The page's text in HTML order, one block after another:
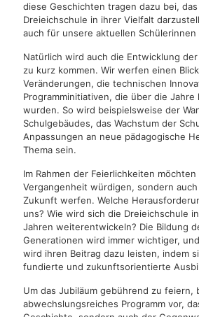
diese Geschichten tragen dazu bei,
Dreieichschule in ihrer Vielfalt
auch für unsere aktuellen Schülerinnen
Natürlich wird auch die Entwicklung
zu kurz kommen. Wir werfen einen
Veränderungen, die technischen
Programminitiativen, die über die
wurden. So wird beispielsweise der
Schulgebäudes, das Wachstum der
Anpassungen an neue pädagogische
Thema sein.
Im Rahmen der Feierlichkeiten
Vergangenheit würdigen, sondern
Zukunft werfen. Welche
uns? Wie wird sich die Dreieichschule
Jahren weiterentwickeln? Die Bildung
Generationen wird immer wichtiger,
wird ihren Beitrag dazu leisten, indem
fundierte und zukunftsorientierte
Um das Jubiläum gebührend zu feiern,
abwechslungsreiches Programm vor,